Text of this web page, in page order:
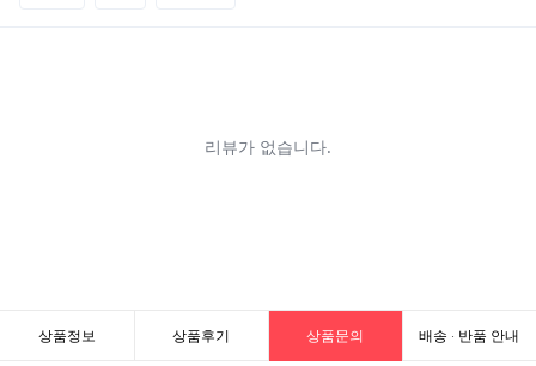
상품정보 상품후기 상품문의 배송 · 반품 안내